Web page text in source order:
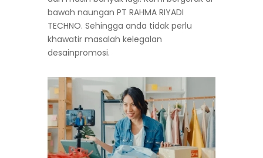
bawah naungan PT RAHMA RIYADI
TECHNO. Sehingga anda tidak perlu
khawatir masalah kelegalan
desainpromosi.